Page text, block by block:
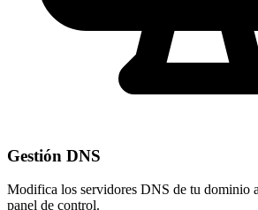
Gestión DNS
Modifica los servidores DNS de tu dominio
panel de control.